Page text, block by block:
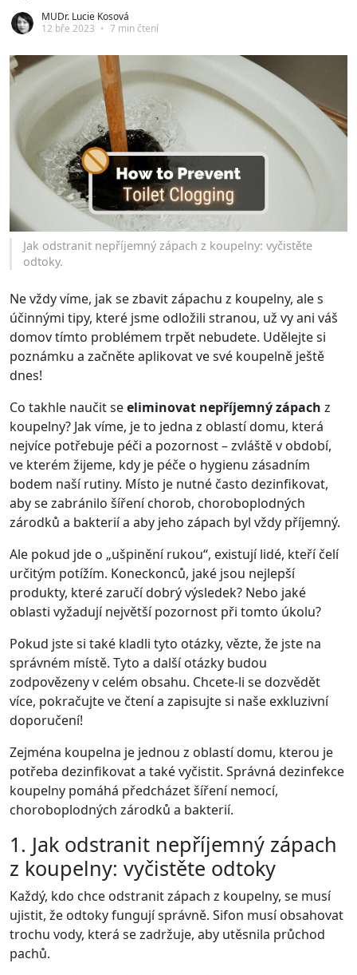
MUDr. Lucie Kosová
12 bře 2023 • 7 min čtení
Jak odstranit nepříjemný zápach z koupelny: vyčistěte
odtoky.
Ne vždy víme, jak se zbavit zápachu z koupelny, ale s
účinnými tipy, které jsme odložili stranou, už vy ani váš
domov tímto problémem trpět nebudete. Udělejte si
poznámku a začněte aplikovat ve své koupelně ještě
dnes!
Co takhle naučit seeliminovat nepříjemný zápach z
koupelny? Jak víme, je to jedna z oblastí domu, která
nejvíce potřebuje péči a pozornost – zvláště v období,
ve kterém žijeme, kdy je péče o hygienu zásadním
bodem naší rutiny. Místo je nutné často dezinfikovat,
aby se zabránilo šíření chorob, choroboplodných
zárodků a bakterií a aby jeho zápach byl vždy příjemný.
Ale pokud jde o „ušpinění rukou“, existují lidé, kteří čelí
určitým potížím. Koneckonců, jaké jsou nejlepší
produkty, které zaručí dobrý výsledek? Nebo jaké
oblasti vyžadují největší pozornost při tomto úkolu?
Pokud jste si také kladli tyto otázky, vězte, že jste na
správném místě. Tyto a další otázky budou
zodpovězeny v celém obsahu. Chcete-li se dozvědět
více, pokračujte ve čtení a zapisujte si naše exkluzivní
doporučení!
Zejména koupelna je jednou z oblastí domu, kterou je
potřeba dezinfikovat a také vyčistit. Správná dezinfekce
koupelny pomáhá předcházet šíření nemocí,
choroboplodných zárodků a bakterií.
1. Jak odstranit nepříjemný zápach
z koupelny: vyčistěte odtoky
Každý, kdo chce odstranit zápach z koupelny, se musí
ujistit, že odtoky fungují správně. Sifon musí obsahovat
trochu vody, která se zadržuje, aby utěsnila průchod
pachů.